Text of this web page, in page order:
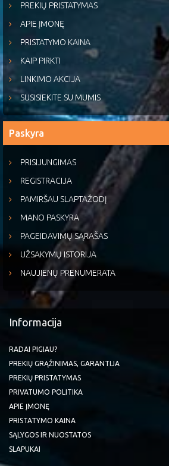
PREKIŲ PRISTATYMAS
APIE ĮMONĘ
PRISTATYMO KAINA
KAIP PIRKTI
LINKIMO AKCIJA
SUSISIEKITE SU MUMIS
Paskyra
PRISIJUNGIMAS
REGISTRACIJA
PAMIRŠAU SLAPTAŽODĮ
MANO PASKYRA
PAGEIDAVIMŲ SĄRAŠAS
UŽSAKYMŲ ISTORIJA
NAUJIENŲ PRENUMERATA
Informacija
RADAI PIGIAU?
PREKIŲ GRĄŽINIMAS, GARANTIJA
PREKIŲ PRISTATYMAS
PRIVATUMO POLITIKA
APIE ĮMONĘ
PRISTATYMO KAINA
SĄLYGOS IR NUOSTATOS
SLAPUKAI